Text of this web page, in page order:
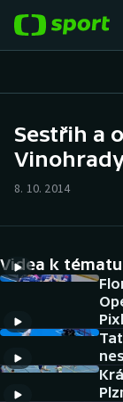
Hokej
Cyklistika
DALŠÍ SPORTY
Americký
NEPŘEHLÉDNĚTE
Sestřih a
8. 10. 2014
Videa k tématu